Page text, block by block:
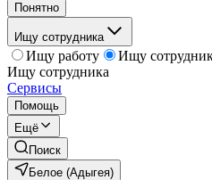
Понятно
Ищу сотрудника
Ищу работу
Ищу
Ищу сотрудника
Сервисы
Помощь
Ещё
Поиск
Белое (Адыгея)